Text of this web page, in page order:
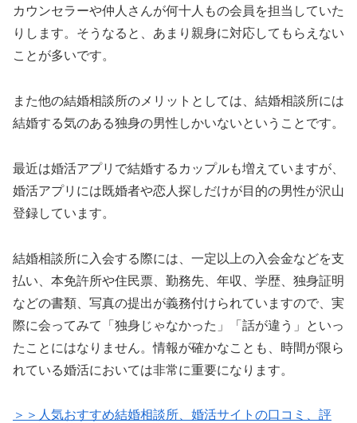
カウンセラーや仲人さんが何十人もの会員を担当していた
りします。そうなると、あまり親身に対応してもらえない
ことが多いです。
また他の結婚相談所のメリットとしては、結婚相談所には
結婚する気のある独身の男性しかいないということです。
最近は婚活アプリで結婚するカップルも増えていますが、
婚活アプリには既婚者や恋人探しだけが目的の男性が沢山
登録しています。
結婚相談所に入会する際には、一定以上の入会金などを支
払い、本免許所や住民票、勤務先、年収、学歴、独身証明
などの書類、写真の提出が義務付けられていますので、実
際に会ってみて「独身じゃなかった」「話が違う」といっ
たことにはなりません。情報が確かなことも、時間が限ら
れている婚活においては非常に重要になります。
＞＞人気おすすめ結婚相談所、婚活サイトの口コミ、評